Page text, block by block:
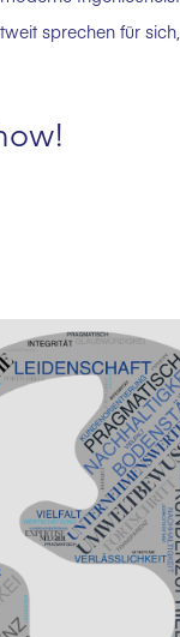
sprechen für